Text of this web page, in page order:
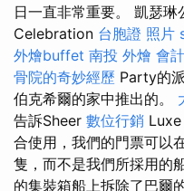
日一直非常重要。 凱瑟
Celebration 台胞證 照片
外燴buffet 南投 外燴 會
骨院的奇妙經歷 Party的
伯克希爾的家中推出的。
告訴Sheer 數位行銷
合使用，我們的門票可以
隻，而不是我們所採用的
的集裝箱船上拆除了巴爾